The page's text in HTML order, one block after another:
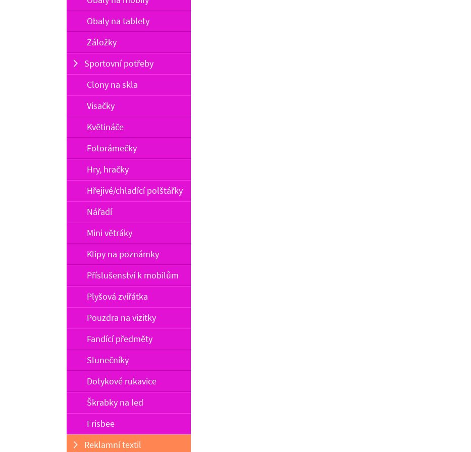
Obaly na tablety
Záložky
Sportovní potřeby
Clony na skla
Visačky
Květináče
Fotorámečky
Hry, hračky
Hřejivé/chladící polštářky
Nářadí
Mini větráky
Klipy na poznámky
Příslušenství k mobilům
Plyšová zvířátka
Pouzdra na vizitky
Fandící předměty
Slunečníky
Dotykové rukavice
Škrabky na led
Frisbee
Reklamní textil